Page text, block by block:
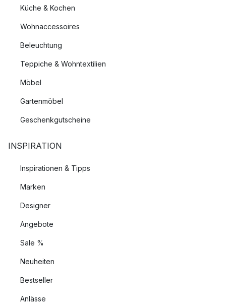
Küche & Kochen
Wohnaccessoires
Beleuchtung
Teppiche & Wohntextilien
Möbel
Gartenmöbel
Geschenkgutscheine
INSPIRATION
Inspirationen & Tipps
Marken
Designer
Angebote
Sale %
Neuheiten
Bestseller
Anlässe